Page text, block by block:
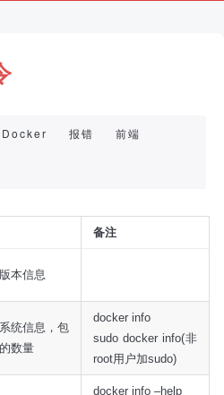
Docker 报错 前端
备注
本信息
统信息，包
数量
docker info
sudo docker info(非
root用户加sudo)
docker info –help